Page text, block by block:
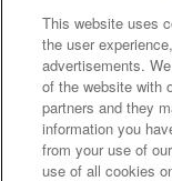
家制度に関する期限日
「マネー・ローン
ライン」を踏まえた
契約代理業・銀行
等と預金等との誤認
This website uses
the user
advertisements.
of the website with
partners and they
information you
from your use of
use of all cookies